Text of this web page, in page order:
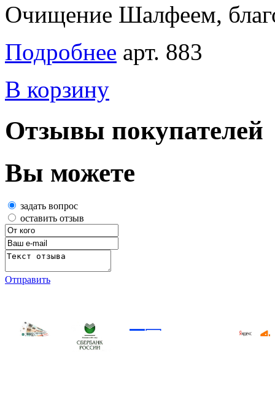
Очищение Шалфеем,
Подробнее арт. 883
В корзину
Отзывы покупателей
Вы можете
задать вопрос
оставить отзыв
Отправить